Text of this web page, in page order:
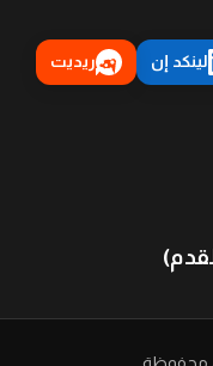
لينكد إن ريديت